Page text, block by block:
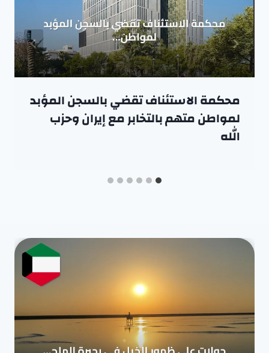
محكمة الاستئناف تقضي بالسجن المؤبد
لمواطن متهم بالتخابر مع إيران وحزب
الله